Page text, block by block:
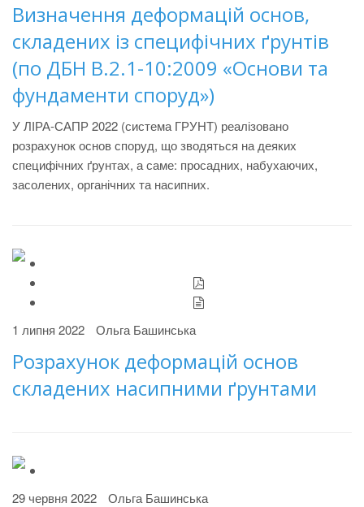
Визначення деформацій основ,
складених із специфічних ґрунтів
(по ДБН В.2.1-10:2009 «Основи та
фундаменти споруд»)
У ЛІРА-САПР 2022 (система ГРУНТ) реалізовано
розрахунок основ споруд, що зводяться на деяких
специфічних ґрунтах, а саме: просадних, набухаючих,
засолених, органічних та насипних.
1 липня 2022 Ольга Башинська
Розрахунок деформацій основ
складених насипними ґрунтами
29 червня 2022 Ольга Башинська